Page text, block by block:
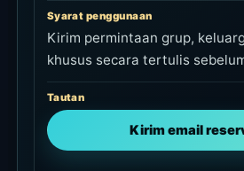
Syarat penggunaan
Kirim permintaan grup,
khusus secara tertulis
Tautan
Kirim email